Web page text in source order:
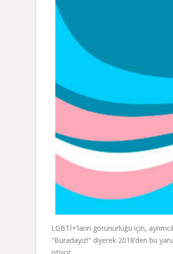
LGBTİ+’ların görünürlüğü için,
"Buradayız!" diyerek 2018’den bu
istiyor.